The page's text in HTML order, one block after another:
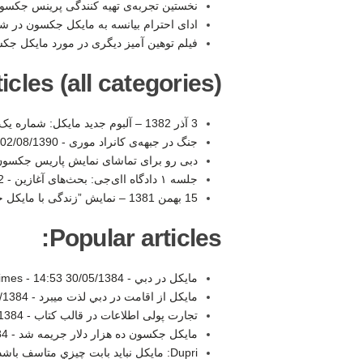
نخستین تجربه‌ی تهیه کنندگی پرینس
ادای احترام بیانسه به مایکل جکسون
فیلم توهین آمیز دیگری در مورد مایکل
(all categories):
3 آذر 1382 – آلبوم جديد مايکل: شماره يک در بريتانيا -
جنگ در جبهه‌ی کانراد موری -02/08/1390 20:37
دبی رو برای تماشای نمایش پاریس
جلسه ۱ دادگاه اای‌جی: بحث‌های آغازین -
15 بهمن 1381 – نمايش ”زندگی با مايكل جكسون“ در هلند و استراليا -
Popular articles:
مايكل در دبي -30/05/1384 14:53
-
مايكل از اقامت در دبي لذت ميبرد -14:24
تجارت پولی اطلاعات در قالب کتاب -22:27
مایکل جکسون ده هزار دلار جریمه شد -
Dupri: مايكل نبايد بابت چيزي متاسف باشد -